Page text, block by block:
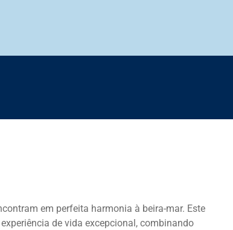
em perfeita harmonia à beira-mar. Este
de vida excepcional, combinando